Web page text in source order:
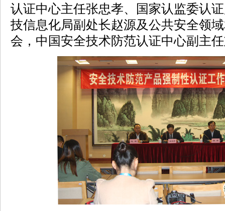
认证中心主任张忠孝、国家认监委认
技信息化局副处长赵源及公共安全领
会，中国安全技术防范认证中心副主